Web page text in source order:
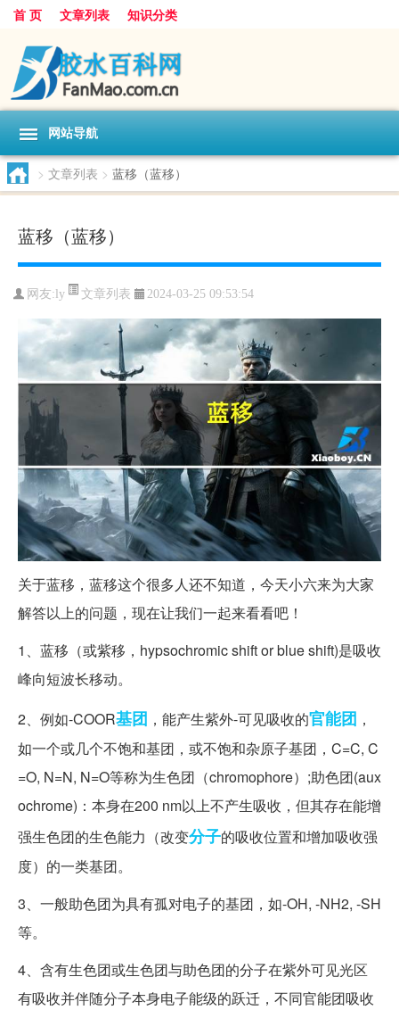
首 页 文章列表 知识分类
网站导航
> 文章列表 > 蓝移（蓝移）
蓝移（蓝移）
网友: ly 文章列表 2024-03-25 09:53:54
关于蓝移，蓝移这个很多人还不知道，今天小六来为大家
解答以上的问题，现在让我们一起来看看吧！
1、蓝移（或紫移，hypsochromic shift or blue shift)是吸收
峰向短波长移动。
2、例如-COOR基团 ，能产生紫外-可见吸收的官能团 ，
如一个或几个不饱和基团，或不饱和杂原子基团，C=C, C
=O, N=N, N=O等称为生色团（chromophore）;助色团(aux
ochrome)：本身在200 nm以上不产生吸收，但其存在能增
强生色团的生色能力（改变分子的吸收位置和增加吸收强
度）的一类基团。
3、一般助色团为具有孤对电子的基团，如-OH, -NH2, -SH
等。
4、含有生色团或生色团与助色团的分子在紫外可见光区
有吸收并伴随分子本身电子能级的跃迁，不同官能团吸收